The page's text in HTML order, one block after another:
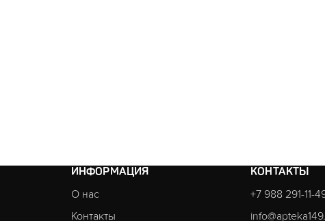
ИНФОРМАЦИЯ
О нас
Контакты
КОНТАКТЫ
+7 988 291-11-